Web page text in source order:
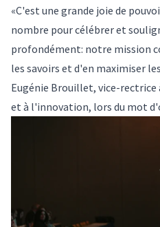
«C'est une grande joie de
nombre pour célébrer et
profondément: notre mission
les savoirs et d'en maximiser
Eugénie Brouillet, vice-rectrice
et à l'innovation, lors du mot